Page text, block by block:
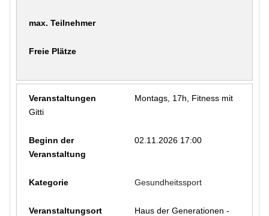
Montags, 17h, Fitness mit
Gitti
02.11.2026 17:00
Gesundheitssport
Haus der Generationen -